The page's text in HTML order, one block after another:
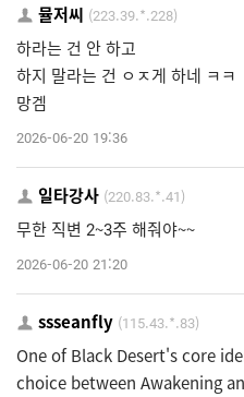
뮬저씨 (223.39.*.228)
하라는 건 안 하고
하지 말라는 건 ㅇㅈ게 하네 ㅋㅋ
망겜
2026-06-20 19:36
일타강사 (220.83.*.41)
무한 직변 2~3주 해줘야~~
2026-06-20 21:20
ssseanfly (115.43.*.83)
One of Black Desert's core
choice between Awakening